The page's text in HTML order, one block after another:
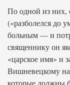
По одной из них,
(«разболелся до
больным — и
священнику он
«царское имя» и
Вишневецкому
которые должны